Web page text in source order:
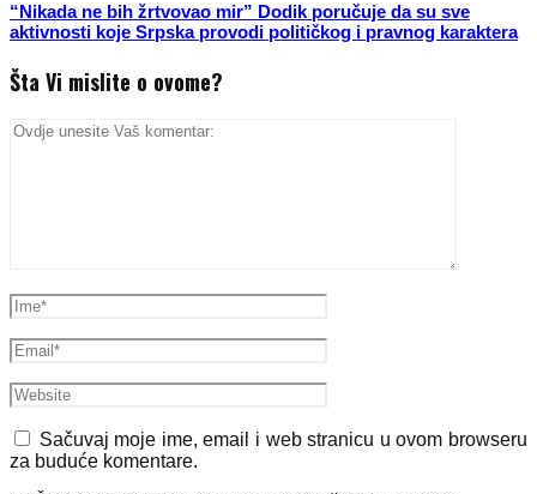
“Nikada ne bih žrtvovao mir” Dodik poručuje da su sve
aktivnosti koje Srpska provodi političkog i pravnog karaktera
Šta Vi mislite o ovome?
Sačuvaj moje ime, email i web stranicu u ovom browseru
za buduće komentare.